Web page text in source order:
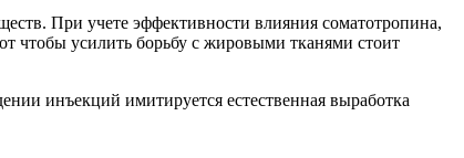
При учете эффективности влияния соматотропина,
чтобы усилить борьбу с жировыми тканями стоит
инъекций имитируется естественная выработка